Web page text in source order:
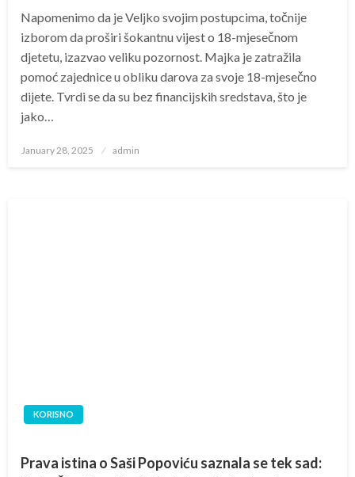
Napomenimo da je Veljko svojim postupcima, točnije
izborom da proširi šokantnu vijest o 18-mjesečnom
djetetu, izazvao veliku pozornost. Majka je zatražila
pomoć zajednice u obliku darova za svoje 18-mjesečno
dijete. Tvrdi se da su bez financijskih sredstava, što je
jako…
Posted
January 28, 2025 admin
KORISNO
Prava istina o Saši Popoviću saznala se tek sad: